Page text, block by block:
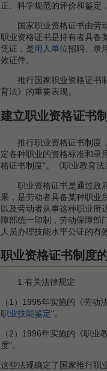
正、科学规范的评价和鉴定
国家职业资格证书由劳动
职业资格证书是持有者具备
凭证，是用人单位招聘、录
效证件。
推行国家职业资格证书制
育法》的重要表现。
建立职业资格证书
推行职业资格证书制度，
定各种职业的资格标准和录
格证书制度"。《职业教育
职业资格证书是通过政府
果，是劳动者具备某种职业
以及劳动者从事这种职业所
障部统一印制，劳动保障部
人员办理技能水平公证的有
职业资格证书制度
1.有关法律规定
（1）1995年实施的《劳
职业技能鉴定"。
（2）1996年实施的《职
度"。
这些法规确定了国家推行职